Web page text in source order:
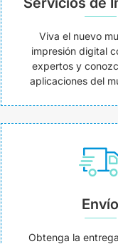
Viva el nuevo
impresión digital
expertos y
aplicaciones del
Envío
Obtenga la